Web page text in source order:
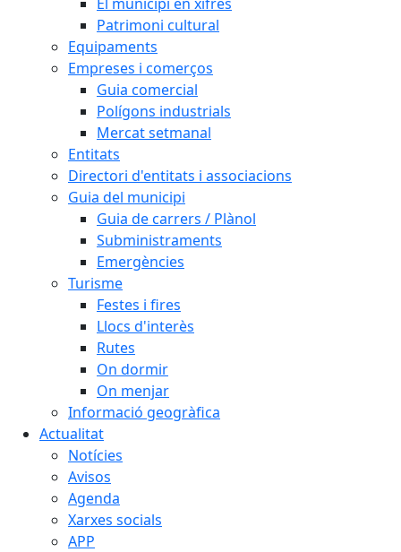
Patrimoni cultural
Equipaments
Empreses i comerços
Guia comercial
Polígons industrials
Mercat setmanal
Entitats
Directori d'entitats i associacions
Guia del municipi
Guia de carrers / Plànol
Subministraments
Emergències
Turisme
Festes i fires
Llocs d'interès
Rutes
On dormir
On menjar
Informació geogràfica
Actualitat
Notícies
Avisos
Agenda
Xarxes socials
APP